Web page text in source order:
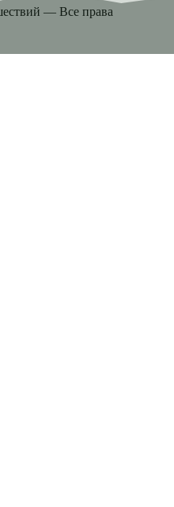
— Все права